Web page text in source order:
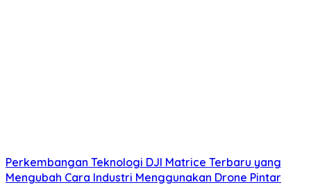
Perkembangan Teknologi DJI Matrice Terbaru yang
Mengubah Cara Industri Menggunakan Drone Pintar